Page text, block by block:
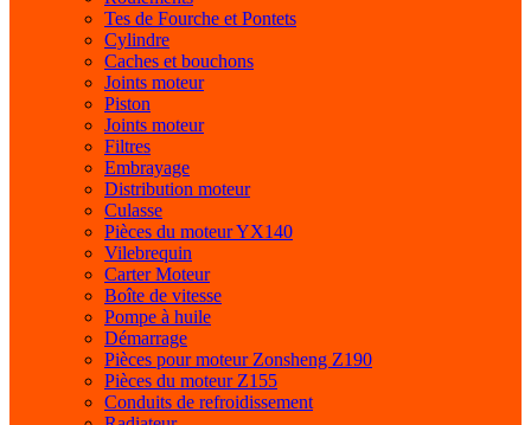
Tes de Fourche et Pontets
Cylindre
Caches et bouchons
Joints moteur
Piston
Joints moteur
Filtres
Embrayage
Distribution moteur
Culasse
Pièces du moteur YX140
Vilebrequin
Carter Moteur
Boîte de vitesse
Pompe à huile
Démarrage
Pièces pour moteur Zonsheng Z190
Pièces du moteur Z155
Conduits de refroidissement